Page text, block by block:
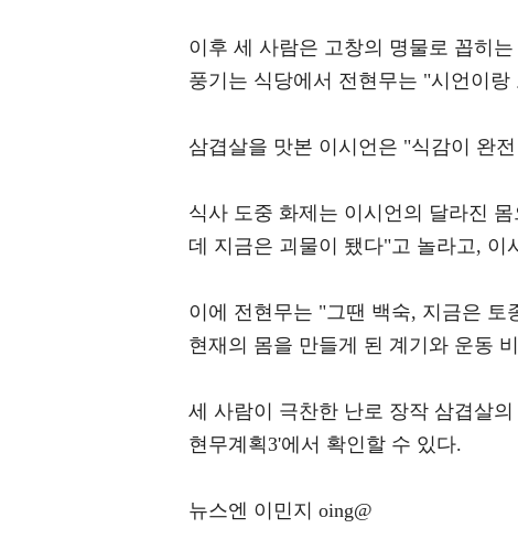
이후 세 사람은 고창의 명물로 꼽히
풍기는 식당에서 전현무는 "시언이
삼겹살을 맛본 이시언은 "식감이 완
식사 도중 화제는 이시언의 달라진
데 지금은 괴물이 됐다"고 놀라고,
이에 전현무는 "그땐 백숙, 지금은
현재의 몸을 만들게 된 계기와 운동
세 사람이 극찬한 난로 장작 삼겹살
현무계획3'에서 확인할 수 있다.
뉴스엔 이민지 oing@